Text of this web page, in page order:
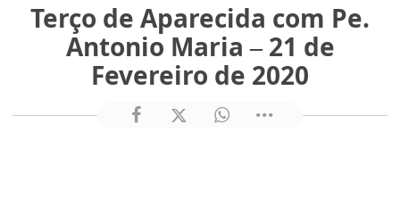
Terço de Aparecida com Pe.
Antonio Maria – 21 de
Fevereiro de 2020